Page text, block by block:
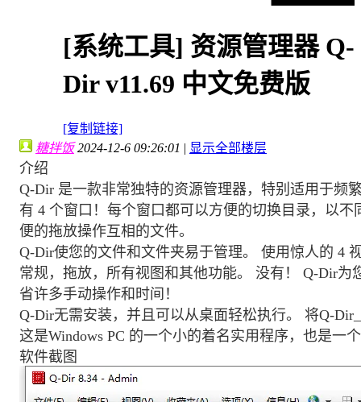
[系统工具] 资源管理器 Q-
Dir v11.69 中文免费版
[复制链接]
糖拌饭2024-12-6 09:26:01 | 显示全部楼层
介绍
Q-Dir 是一款非常独特的资源管理器，特别适用于频
有 4 个窗口！每个窗口都可以方便的切换目录，以
便的拖放操作互相的文件。
Q-Dir使您的文件和文件夹易于管理。 使用惊人的 4
常规，拖放，所有视图和其他功能。 没有！ Q-Dir
省许多手动操作和时间！
Q-Dir无需安装，并且可以从桌面轻松执行。 将Q-
这是Windows PC 的一个小的着名实用程序，也是一
软件截图